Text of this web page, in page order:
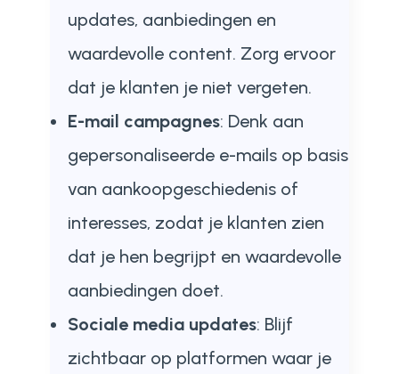
updates, aanbiedingen en
waardevolle content. Zorg ervoor
dat je klanten je niet vergeten.
E-mail campagnes: Denk aan
gepersonaliseerde e-mails op basis
van aankoopgeschiedenis of
interesses, zodat je klanten zien
dat je hen begrijpt en waardevolle
aanbiedingen doet.
Sociale media updates: Blijf
zichtbaar op platformen waar je